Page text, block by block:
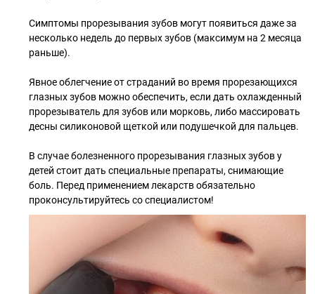
Симптомы прорезывания зубов могут появиться даже за
несколько недель до первых зубов (максимум на 2 месяца
раньше).
Явное облегчение от страданий во время прорезающихся
глазных зубов можно обеспечить, если дать охлажденный
прорезыватель для зубов или морковь, либо массировать
десны силиконовой щеткой или подушечкой для пальцев.
В случае болезненного прорезывания глазных зубов у
детей стоит дать специальные препараты, снимающие
боль. Перед применением лекарств обязательно
проконсультируйтесь со специалистом!